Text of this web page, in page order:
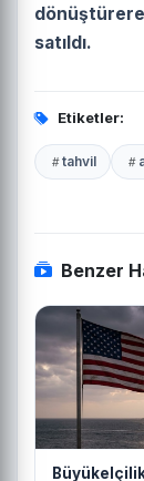
satıldı.
Etiketler:
tahvil
Benzer